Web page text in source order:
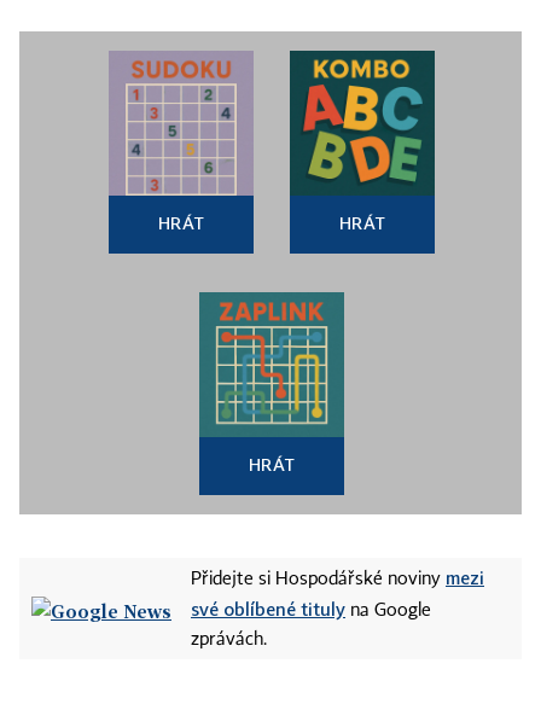
HRÁT HRÁT
HRÁT
Přidejte si Hospodářské noviny mezi
své oblíbené tituly na Google
zprávách.